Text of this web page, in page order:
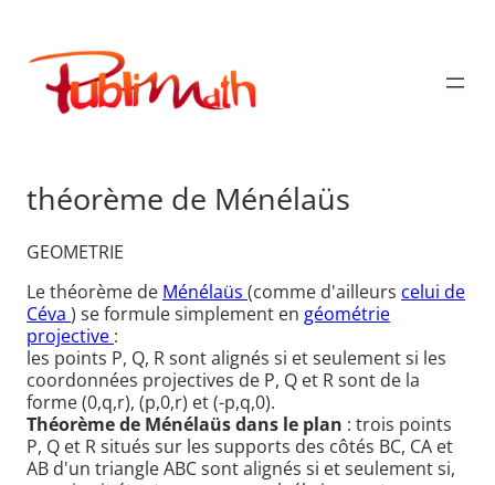
contenu
Publimath
théorème de Ménélaüs
GEOMETRIE
Le théorème de Ménélaüs (comme d'ailleurs celui de
Céva ) se formule simplement en géométrie
projective :
les points P, Q, R sont alignés si et seulement si les
coordonnées projectives de P, Q et R sont de la
forme (0,q,r), (p,0,r) et (-p,q,0).
Théorème de Ménélaüs dans le plan : trois points
P, Q et R situés sur les supports des côtés BC, CA et
AB d'un triangle ABC sont alignés si et seulement si,